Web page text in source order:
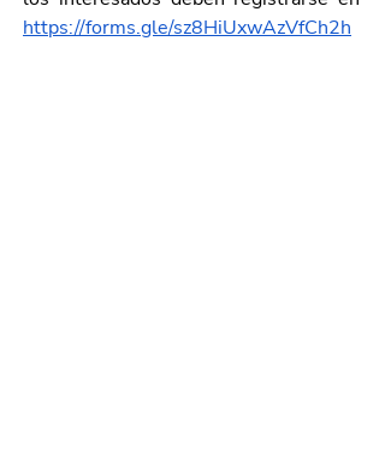
https://forms.gle/sz8HiUxwAzVfCh2h